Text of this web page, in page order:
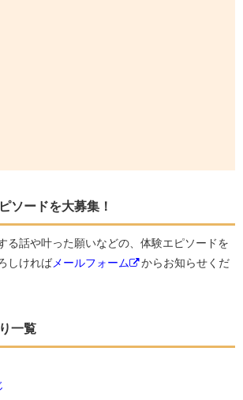
ソードを大募集！
る話や叶った願いなどの、体験エピソードを
しければメールフォーム
からお知らせくだ
一覧